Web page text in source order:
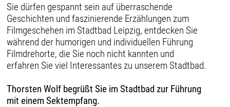
Sie dürfen gespannt sein auf überraschende
Geschichten und faszinierende Erzählungen zum
Filmgeschehen im Stadtbad Leipzig, entdecken Sie
während der humorigen und individuellen Führung
Filmdrehorte, die Sie noch nicht kannten und
erfahren Sie viel Interessantes zu unserem Stadtbad.
Thorsten Wolf begrüßt Sie im Stadtbad zur Führung
mit einem Sektempfang.